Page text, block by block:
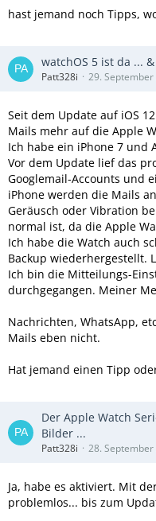
hast jemand noch Tipps,
watchOS 5 ist da ...
Patt328i 29. September
Seit dem Update auf iOS
Mails mehr auf die Apple
Ich habe ein iPhone 7 und
Vor dem Update lief das
Googlemail-Accounts und
iPhone werden die Mails
Geräusch oder Vibration
normal ist, da die Apple
Ich habe die Watch auch
Backup wiederhergestellt.
Ich bin die Mitteilungs-
durchgegangen. Meiner
Nachrichten, WhatsApp,
Mails eben nicht.
Hat jemand einen Tipp
Der Apple Watch
Bilder ...
Patt328i 28. September
Ja, habe es aktiviert. Mit
problemlos... bis zum